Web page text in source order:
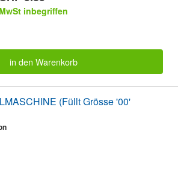
MwSt inbegriffen
in den Warenkorb
(Füllt Grösse '00'